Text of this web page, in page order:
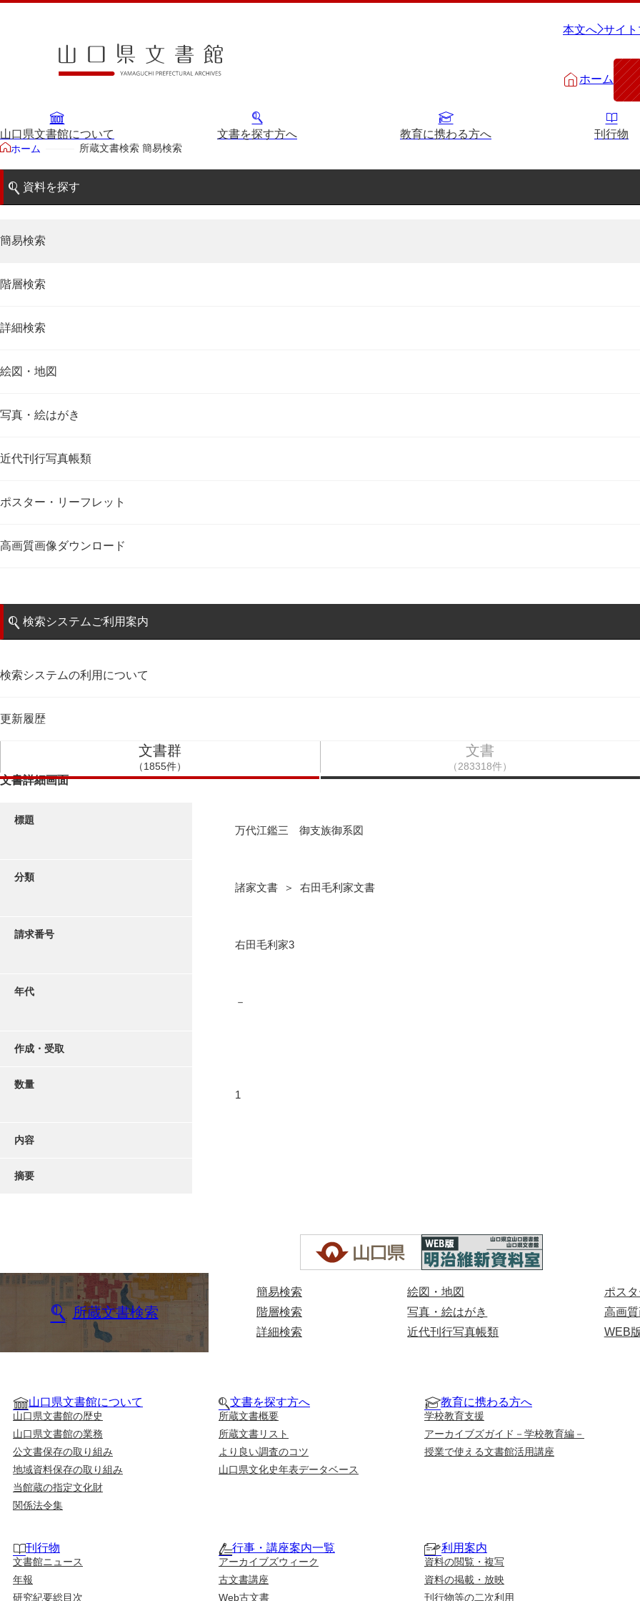
本文へ サイ
ホーム
山口県文書館について 文書を探す方へ 教育に携わる方へ 刊行物
ホーム 所蔵文書検索 簡易検索
資料を探す
簡易検索
階層検索
詳細検索
絵図・地図
写真・絵はがき
近代刊行写真帳類
ポスター・リーフレット
高画質画像ダウンロード
検索システムご利用案内
検索システムの利用について
更新履歴
文書群
（1855件）
文書
（283318件）
文書詳細画面
標題
万代江鑑三 御支族御系図
分類
諸家文書 ＞ 右田毛利家文書
請求番号
右田毛利家3
年代
－
作成・受取
数量
1
内容
摘要
所蔵文書検索
簡易検索
階層検索
詳細検索
絵図・地図
写真・絵はがき
近代刊行写真帳類
ポス
高画
WEB
山口県文書館について
山口県文書館の歴史
山口県文書館の業務
公文書保存の取り組み
地域資料保存の取り組み
当館蔵の指定文化財
関係法令集
文書を探す方へ
所蔵文書概要
所蔵文書リスト
より良い調査のコツ
山口県文化史年表データベース
教育に携わる方へ
学校教育支援
アーカイブズガイド－学校教育編－
授業で使える文書館活用講座
刊行物
文書館ニュース
年報
研究紀要総目次
行事・講座案内一覧
アーカイブズウィーク
古文書講座
Web古文書
利用案内
資料の閲覧・複写
資料の掲載・放映
刊行物等の二次利用